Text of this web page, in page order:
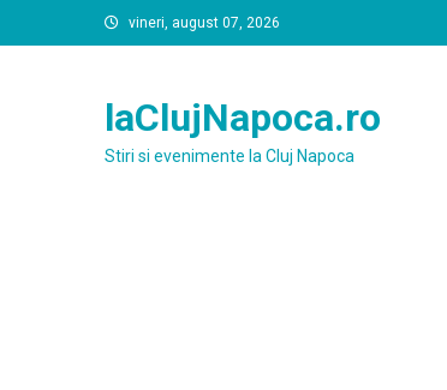
to
vineri, august 07, 2026
laClujNapoca.ro
Stiri si evenimente la Cluj Napoca